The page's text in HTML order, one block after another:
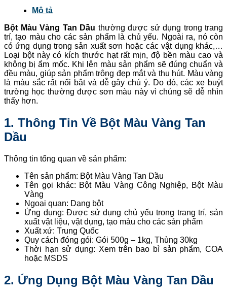
Mô tả
Bột Màu Vàng Tan Dầu thường được sử dụng trong trang
trí, tạo màu cho các sản phẩm là chủ yếu. Ngoài ra, nó còn
có ứng dụng trong sản xuất sơn hoặc các vật dụng khác,…
Loại bột này có kích thước hạt rất mịn, độ bền màu cao và
không bị ẩm mốc. Khi lên màu sản phẩm sẽ đúng chuẩn và
đều màu, giúp sản phẩm trông đẹp mắt và thu hút. Màu vàng
là màu sắc rất nổi bật và dễ gây chú ý. Do đó, các xe buýt
trường học thường được sơn màu này vì chúng sẽ dễ nhìn
thấy hơn.
1. Thông Tin Về Bột Màu Vàng Tan
Dầu
Thông tin tổng quan về sản phẩm:
Tên sản phẩm: Bột Màu Vàng Tan Dầu
Tên gọi khác: Bột Màu Vàng Công Nghiệp, Bột Màu
Vàng
Ngoại quan: Dạng bột
Ứng dụng: Được sử dụng chủ yếu trong trang trí, sản
xuất vật liệu, vật dụng, tạo màu cho các sản phẩm
Xuất xứ: Trung Quốc
Quy cách đóng gói: Gói 500g – 1kg, Thùng 30kg
Thời hạn sử dụng: Xem trên bao bì sản phẩm, COA
hoặc MSDS
2. Ứng Dụng Bột Màu Vàng Tan Dầu